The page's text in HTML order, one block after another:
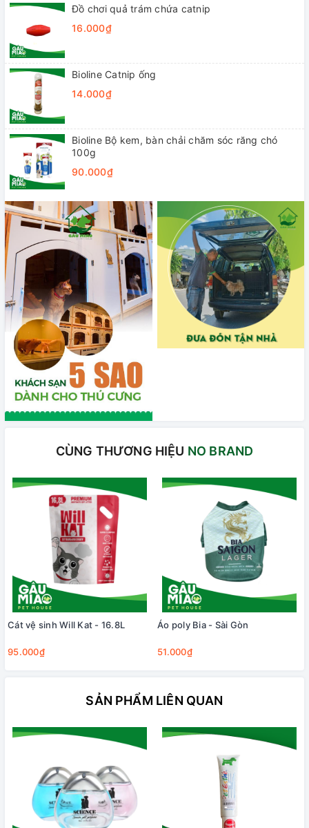
Đồ chơi quả trám chứa catnip
16.000₫
Bioline Catnip ống
14.000₫
Bioline Bộ kem, bàn chải chăm sóc răng chó
100g
90.000₫
CÙNG THƯƠNG HIỆU NO BRAND
Cát vệ sinh Will Kat - 16.8L
95.000₫
Áo poly Bia - Sài Gòn
51.000₫
SẢN PHẨM LIÊN QUAN